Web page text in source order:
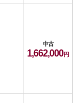
中古
1,662,000